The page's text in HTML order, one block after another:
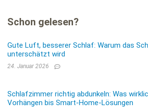
Schon gelesen?
Gute Luft, besserer Schlaf: Warum das
unterschätzt wird
24. Januar 2026
Schlafzimmer richtig abdunkeln: Was
Vorhängen bis Smart-Home-Lösungen